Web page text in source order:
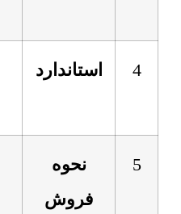
4 استاندارد
5
نحوه
فروش